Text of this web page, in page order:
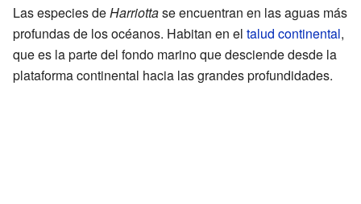
Las especies deHarriottase encuentran en las aguas más
profundas de los océanos. Habitan en el talud continental,
que es la parte del fondo marino que desciende desde la
plataforma continental hacia las grandes profundidades.